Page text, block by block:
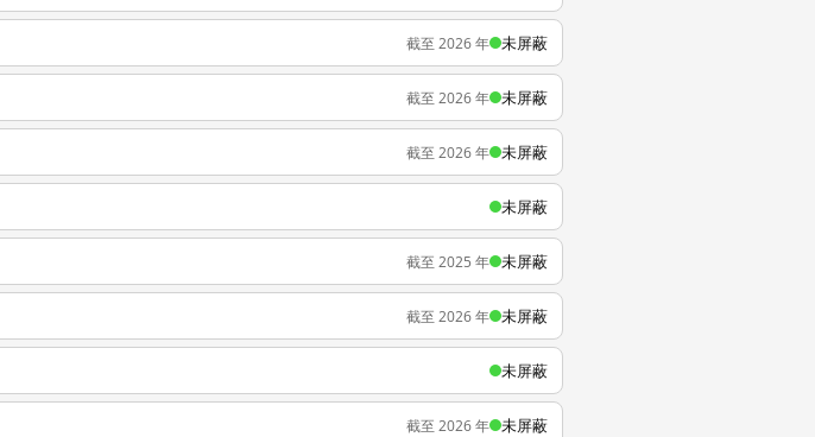
截至 2026 年 未屏蔽
截至 2026 年 未屏蔽
截至 2026 年 未屏蔽
未屏蔽
截至 2025 年 未屏蔽
截至 2026 年 未屏蔽
未屏蔽
截至 2026 年 未屏蔽